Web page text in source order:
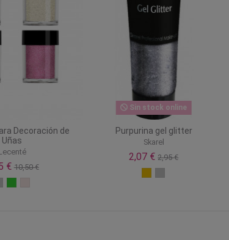
Decoración de
Uñas
€ 10,50 €
Sin stock online
Purpurina gel glitter
Skarel
2,07 €2,95 €